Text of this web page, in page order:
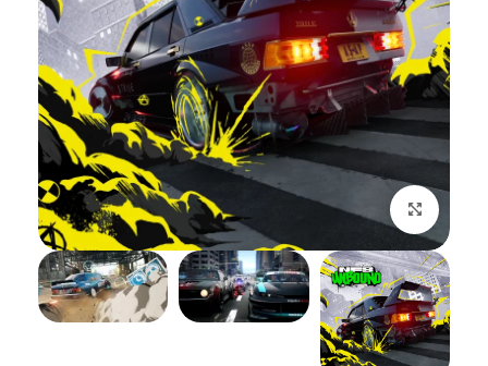
بزرگنمایی تصویر